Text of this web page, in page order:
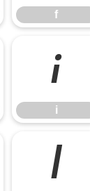
f
i
i
l